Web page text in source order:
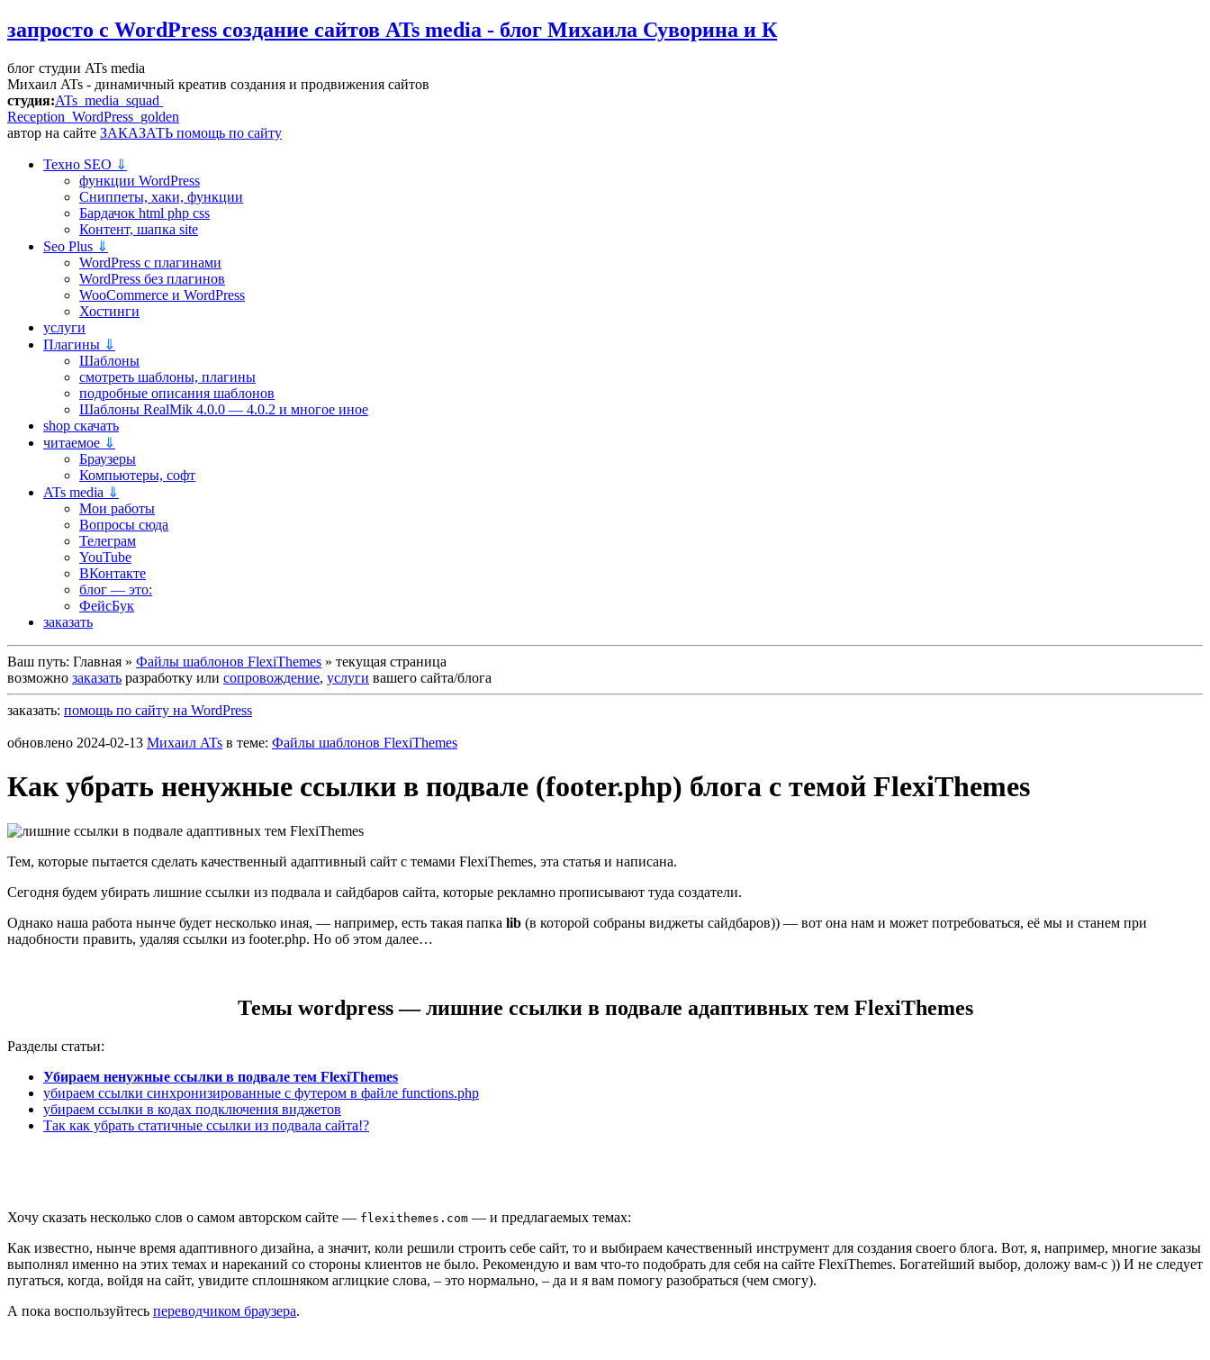
запросто с WordPress создание сайтов ATs media - блог Михаила Суворина и К
блог студии ATs media
Михаил ATs - динамичный креатив создания и продвижения сайтов
студия:ATs media squad
Reception WordPress golden
автор на сайте ЗАКАЗАТЬ помощь по сайту
Техно SEO ⇓
функции WordPress
Сниппеты, хаки, функции
Бардачок html php css
Контент, шапка site
Seo Plus ⇓
WordPress c плагинами
WordPress без плагинов
WooCommerce и WordPress
Хостинги
услуги
Плагины ⇓
Шаблоны
смотреть шаблоны, плагины
подробные описания шаблонов
Шаблоны RealMik 4.0.0 — 4.0.2 и многое иное
shop скачать
читаемое ⇓
Браузеры
Компьютеры, софт
ATs media ⇓
Мои работы
Вопросы сюда
Телеграм
YouTube
ВКонтакте
блог — это:
ФейсБук
заказать
Ваш путь: Главная » Файлы шаблонов FlexiThemes » текущая страница
возможно заказать разработку или сопровождение, услуги вашего сайта/блога
заказать: помощь по сайту на WordPress
обновлено 2024-02-13 Михаил ATs в теме: Файлы шаблонов FlexiThemes
Как убрать ненужные ссылки в подвале (footer.php) блога с темой FlexiThemes
Тем, которые пытается сделать качественный адаптивный сайт с темами FlexiThemes, эта статья и написана.
Сегодня будем убирать лишние ссылки из подвала и сайдбаров сайта, которые рекламно прописывают туда создатели.
Однако наша работа нынче будет несколько иная, — например, есть такая папка lib (в которой собраны виджеты сайдбаров)) — вот она нам и может потребоваться, её мы и станем при
надобности править, удаляя ссылки из footer.php. Но об этом далее…
Темы wordpress — лишние ссылки в подвале адаптивных тем FlexiThemes
Разделы статьи:
Убираем ненужные ссылки в подвале тем FlexiThemes
убираем ссылки синхронизированные с футером в файле functions.php
убираем ссылки в кодах подключения виджетов
Так как убрать статичные ссылки из подвала сайта!?
Хочу сказать несколько слов о самом авторском сайте — flexithemes.com — и предлагаемых темах:
Как известно, нынче время адаптивного дизайна, а значит, коли решили строить себе сайт, то и выбираем качественный инструмент для создания своего блога. Вот, я, например, многие заказы
выполнял именно на этих темах и нареканий со стороны клиентов не было. Рекомендую и вам что-то подобрать для себя на сайте FlexiThemes. Богатейший выбор, доложу вам-с )) И не следует
пугаться, когда, войдя на сайт, увидите сплошняком аглицкие слова, – это нормально, – да и я вам помогу разобраться (чем смогу).
А пока воспользуйтесь переводчиком браузера.